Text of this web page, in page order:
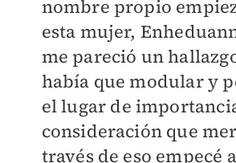
nombre propio
esta mujer,
me pareció un
había que modular y
el lugar de
consideración que
través de eso empecé a